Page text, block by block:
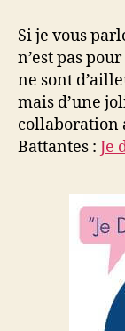
Si je vous
n’est pas
ne sont
mais d’une
collaboration
Battantes : Je